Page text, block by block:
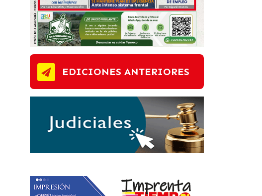
EDICIONES ANTERIORES